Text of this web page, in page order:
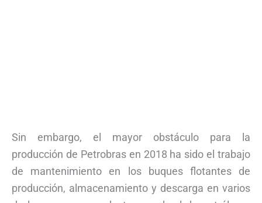
Sin embargo, el mayor obstáculo para la
producción de Petrobras en 2018 ha sido el trabajo
de mantenimiento en los buques flotantes de
producción, almacenamiento y descarga en varios